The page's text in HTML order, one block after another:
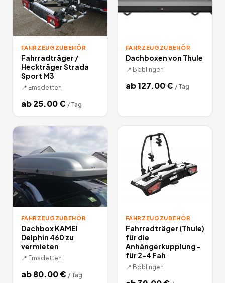
FAHRZEUGZUBEHÖR
Fahrradträger /
Heckträger Strada
Sport M3
📍 Emsdetten
ab25.00€ / Tag
FAHRZEUGZUBEHÖR
Dachboxen von Thule
📍 Böblingen
ab127.00€ / Tag
FAHRZEUGZUBEHÖR
Dachbox KAMEI
Delphin 460 zu
vermieten
📍 Emsdetten
ab80.00€ / Tag
FAHRZEUGZUBEHÖR
Fahrradträger (Thule)
für die
Anhängerkupplung -
für 2-4 Fah
📍 Böblingen